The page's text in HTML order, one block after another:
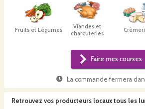
Fruits et Légumes
Viandes et
charcuteries
Faire mes courses
La commande fermera
Retrouvez vos producteurs locaux tous les